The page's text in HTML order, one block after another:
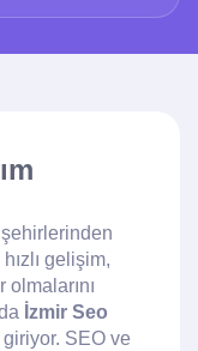
şehirlerinden
gelişim,
İzmir Seo
SEO ve